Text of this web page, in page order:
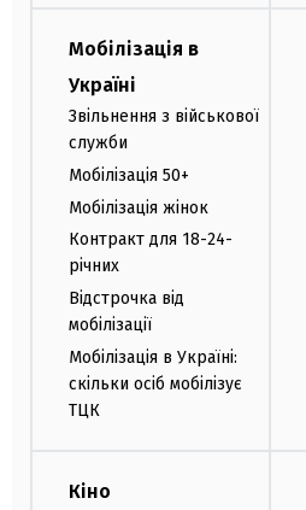
Мобілізація в
Україні
Звільнення з військової
служби
Мобілізація 50+
Мобілізація жінок
Контракт для 18-24-
річних
Відстрочка від
мобілізації
Мобілізація в Україні:
скільки осіб мобілізує
ТЦК
Кіно